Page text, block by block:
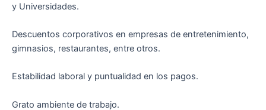
y Universidades.
Descuentos corporativos en empresas de entretenimiento,
gimnasios, restaurantes, entre otros.
Estabilidad laboral y puntualidad en los pagos.
Grato ambiente de trabajo.